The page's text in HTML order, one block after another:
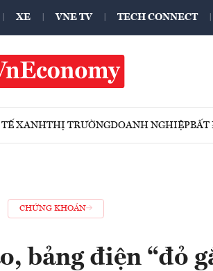
XE VNE TV TECH CONNECT
XANHTHỊ TRƯỜNGDOANH NGHIỆPBẤT
CHỨNG KHOÁN
bảng điện “đỏ